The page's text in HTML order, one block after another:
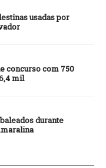
usadas por
concurso com 750
mil
durante